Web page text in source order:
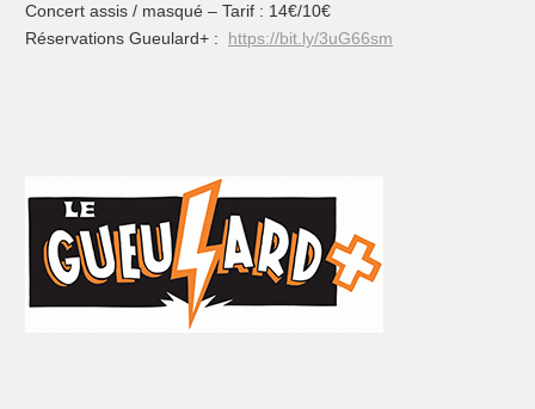
Concert assis / masqué – Tarif : 14€/10€
Réservations Gueulard+ : https://bit.ly/3uG66sm